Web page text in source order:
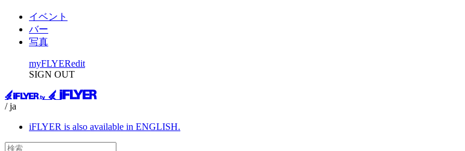
イベント
バー
写真
myFLYERedit
SIGN OUT
/ ja
iFLYER is also available in ENGLISH.